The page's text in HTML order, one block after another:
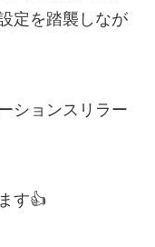
定を踏襲しなが
ションスリラー
す👍